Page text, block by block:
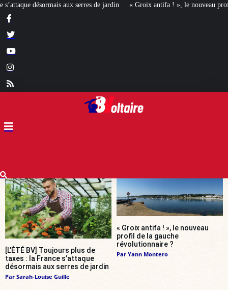
« Groix antifa ! », le nouveau profil de la gauche révolutionnaire ?
[L’ÉTÉ BV] Toujours plus de
taxes : la France s’attaque
désormais aux serres de jardin
Par Sarah-Louise Guille
« Groix antifa ! », le nouveau
profil de la gauche
révolutionnaire ?
Par Yann Montero